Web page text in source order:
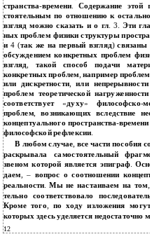
странства-времени. Содержание этой
стоятельным по отношению к
взгляд можно сказать и о гл. 3. Эти
ных проблем физики структуры
и4 (так же на первый взгляд)связаны
обсуждением конкретных проблем
взгляд, такой способ подачи
конкретных проблем ,например
или дискретности,или
проблем теоретической
соответствует«духу» философско-
проблем,возникающих вследствие
концептуального пространства-времени
философской рефлексии.
В любом случае, все части пособия
раскрывала самостоятельный
звеном которой является эпиграф.
даем, – вопрос о соотношении
реальности.Мы не настаиваем на том
тельно соответствовало
Кроме того, по ходу изложения
которых здесь уделяется недостаточно
12